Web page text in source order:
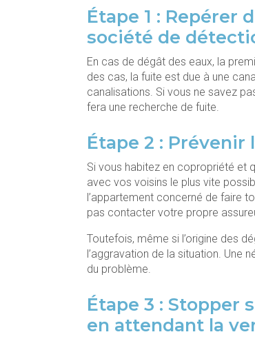
Étape 1 : Repérer
société de
En cas de dégât des eaux, la
des cas, la fuite est due à une
canalisations. Si vous ne savez
fera une recherche de fuite.
Étape 2 :
Si vous habitez en copropriété et
avec vos voisins le plus vite
l’appartement concerné de faire
pas contacter votre propre
Toutefois, même si l’origine des
l’aggravation de la situation. Une
du problème.
Étape 3 : Stopper
en attendant la